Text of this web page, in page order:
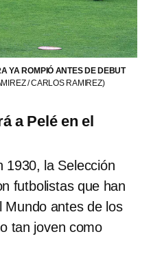
YA ROMPIÓ ANTES DE DEBUT
/ CARLOS RAMIREZ)
a Pelé en el
1930, la Selección
futbolistas que han
Mundo antes de los
tan joven como